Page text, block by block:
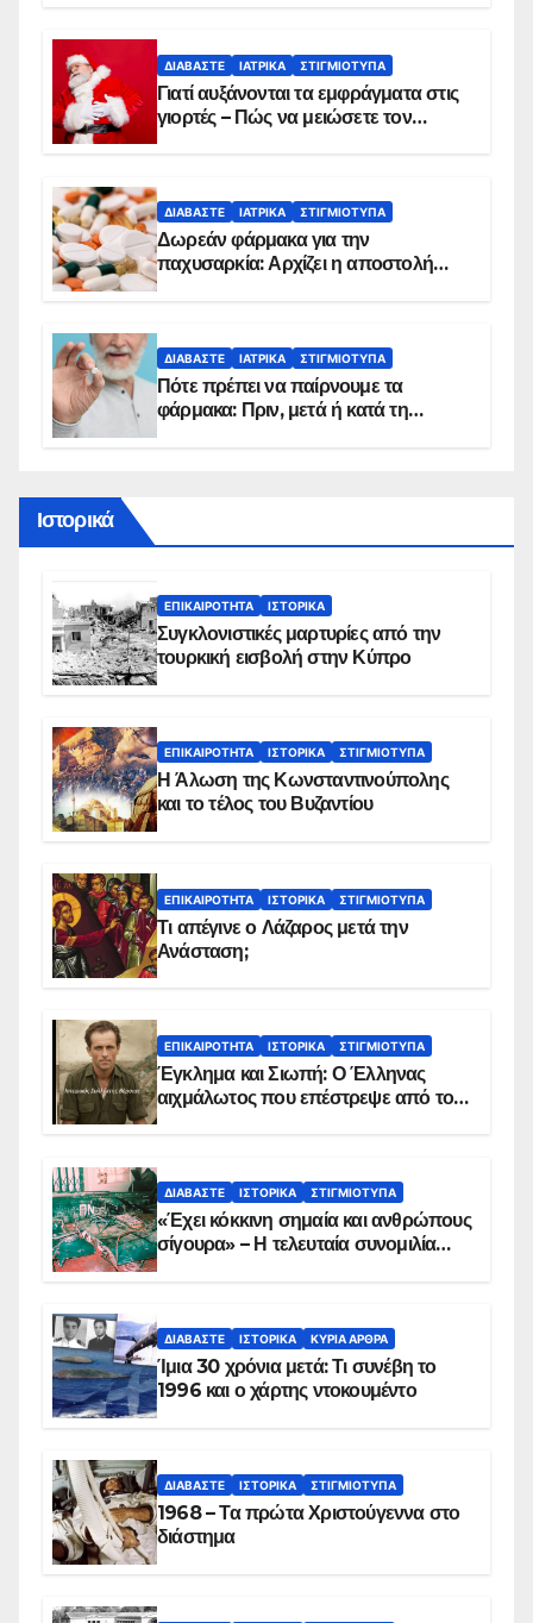
ΔΙΑΒΆΣΤΕ ΙΑΤΡΙΚΆ ΣΤΙΓΜΙΌΤΥΠΑ
Γιατί αυξάνονται τα εμφράγματα στις
γιορτές – Πώς να μειώσετε τον
ΔΙΑΒΆΣΤΕ ΙΑΤΡΙΚΆ ΣΤΙΓΜΙΌΤΥΠΑ
Δωρεάν φάρμακα για την
παχυσαρκία: Αρχίζει η αποστολή
ΔΙΑΒΆΣΤΕ ΙΑΤΡΙΚΆ ΣΤΙΓΜΙΌΤΥΠΑ
Πότε πρέπει να παίρνουμε τα
φάρμακα: Πριν, μετά ή κατά τη
Ιστορικά
ΕΠΙΚΑΙΡΌΤΗΤΑ ΙΣΤΟΡΙΚΆ
Συγκλονιστικές μαρτυρίες από την
τουρκική εισβολή στην Κύπρο
ΕΠΙΚΑΙΡΌΤΗΤΑ ΙΣΤΟΡΙΚΆ ΣΤΙΓΜΙΌΤΥΠΑ
Η Άλωση της Κωνσταντινούπολης
και το τέλος του Βυζαντίου
ΕΠΙΚΑΙΡΌΤΗΤΑ ΙΣΤΟΡΙΚΆ ΣΤΙΓΜΙΌΤΥΠΑ
Τι απέγινε ο Λάζαρος μετά την
Ανάσταση;
ΕΠΙΚΑΙΡΌΤΗΤΑ ΙΣΤΟΡΙΚΆ ΣΤΙΓΜΙΌΤΥΠΑ
Έγκλημα και Σιωπή: Ο Έλληνας
αιχμάλωτος που επέστρεψε από το
ΔΙΑΒΆΣΤΕ ΙΣΤΟΡΙΚΆ ΣΤΙΓΜΙΌΤΥΠΑ
«Έχει κόκκινη σημαία και ανθρώπους
σίγουρα» – Η τελευταία συνομιλία
ΔΙΑΒΆΣΤΕ ΙΣΤΟΡΙΚΆ ΚΥΡΙΑ ΑΡΘΡΑ
Ίμια 30 χρόνια μετά: Τι συνέβη το
1996 και ο χάρτης ντοκουμέντο
ΔΙΑΒΆΣΤΕ ΙΣΤΟΡΙΚΆ ΣΤΙΓΜΙΌΤΥΠΑ
1968 – Τα πρώτα Χριστούγεννα στο
διάστημα